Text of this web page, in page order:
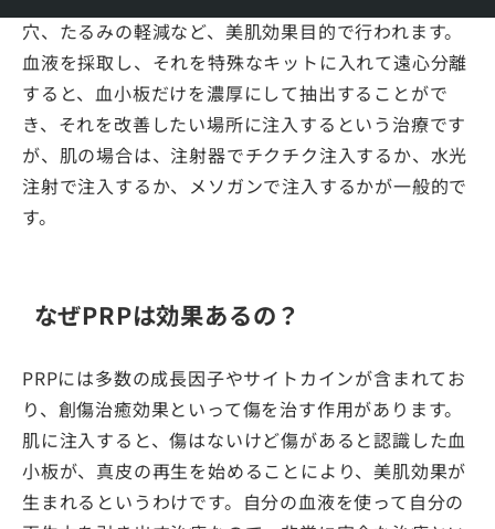
穴、たるみの軽減など、美肌効果目的で行われます。
血液を採取し、それを特殊なキットに入れて遠心分離
すると、血小板だけを濃厚にして抽出することがで
き、それを改善したい場所に注入するという治療です
が、肌の場合は、注射器でチクチク注入するか、水光
注射で注入するか、メソガンで注入するかが一般的で
す。
なぜPRPは効果あるの？
PRPには多数の成長因子やサイトカインが含まれてお
り、創傷治癒効果といって傷を治す作用があります。
肌に注入すると、傷はないけど傷があると認識した血
小板が、真皮の再生を始めることにより、美肌効果が
生まれるというわけです。自分の血液を使って自分の